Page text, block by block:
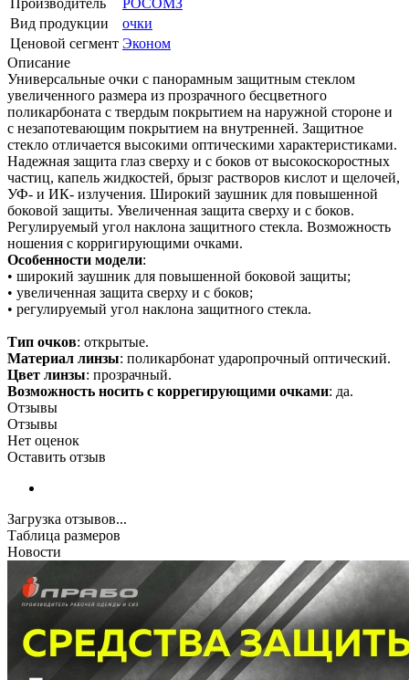
Производитель
РОСОМЗ
Вид продукции
очки
Ценовой сегмент Эконом
Описание
Универсальные очки с панорамным защитным стеклом
увеличенного размера из прозрачного бесцветного
поликарбоната с твердым покрытием на наружной стороне и
с незапотевающим покрытием на внутренней. Защитное
стекло отличается высокими оптическими характеристиками.
Надежная защита глаз сверху и с боков от высокоскоростных
частиц, капель жидкостей, брызг растворов кислот и щелочей,
УФ- и ИК- излучения. Широкий заушник для повышенной
боковой защиты. Увеличенная защита сверху и с боков.
Регулируемый угол наклона защитного стекла. Возможность
ношения с корригирующими очками.
Особенности модели:
• широкий заушник для повышенной боковой защиты;
• увеличенная защита сверху и с боков;
• регулируемый угол наклона защитного стекла.
Тип очков: открытые.
Материал линзы: поликарбонат ударопрочный оптический.
Цвет линзы: прозрачный.
Возможность носить с коррегирующими очками: да.
Отзывы
Отзывы
Нет оценок
Оставить отзыв
Загрузка отзывов...
Таблица размеров
Новости